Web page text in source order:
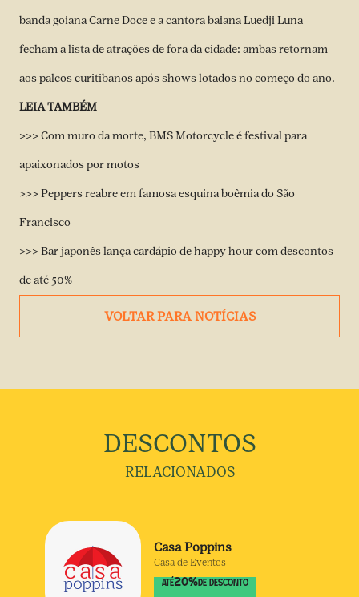
banda goiana Carne Doce e a cantora baiana Luedji Luna
fecham a lista de atrações de fora da cidade: ambas retornam
aos palcos curitibanos após shows lotados no começo do ano.
LEIA TAMBÉM
>>> Com muro da morte, BMS Motorcycle é festival para
apaixonados por motos
>>> Peppers reabre em famosa esquina boêmia do São
Francisco
>>> Bar japonês lança cardápio de happy hour com descontos
de até 50%
VOLTAR PARA NOTÍCIAS
DESCONTOS
RELACIONADOS
Casa Poppins
Casa de Eventos
ATÉ20% DE DESCONTO